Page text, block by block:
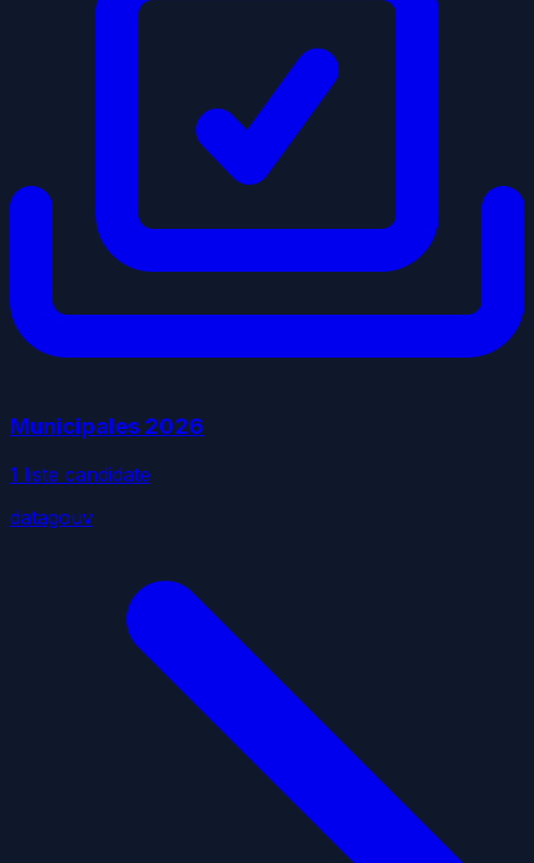
Municipales 2026
1 liste candidate
datagouv